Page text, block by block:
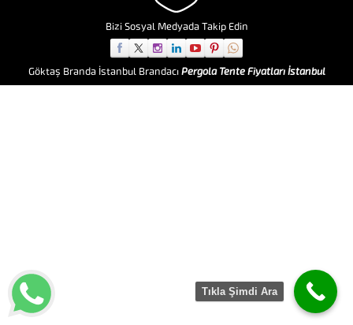
Bizi Sosyal Medyada Takip Edin
Göktaş Branda İstanbul Brandacı Pergola Tente Fiyatları İstanbul
Tıkla Şimdi Ara